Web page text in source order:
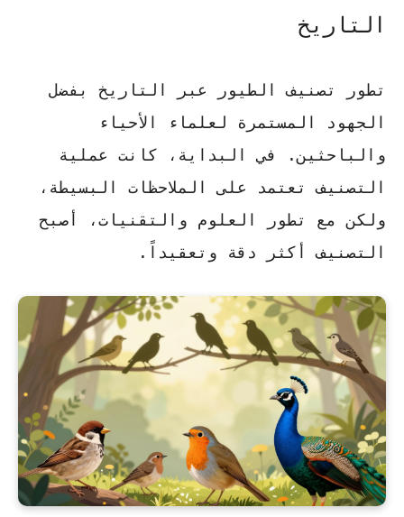
التاريخ
تطور تصنيف الطيور عبر التاريخ بفضل
الجهود المستمرة لعلماء الأحياء
والباحثين. في البداية، كانت عملية
التصنيف تعتمد على الملاحظات البسيطة،
ولكن مع تطور العلوم والتقنيات، أصبح
التصنيف أكثر دقة وتعقيداً.